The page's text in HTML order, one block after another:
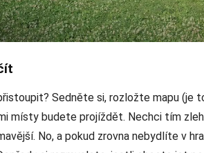
Sedněte si, rozložte mapu (je
místy budete projíždět. Nechci tím
No, a pokud zrovna nebydlíte v